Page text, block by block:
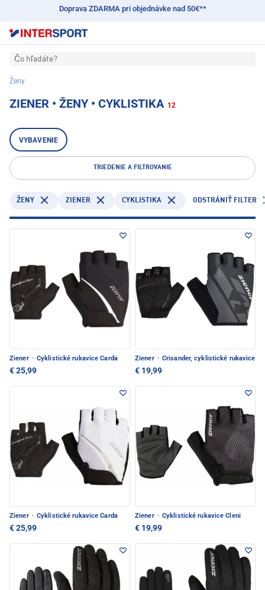
Doprava ZDARMA pri objednávke nad 50€**
Čo hľadáte?
Ženy
ZIENER • ŽENY • CYKLISTIKA 12
VYBAVENIE
TRIEDENIE A FILTROVANIE
ŽENY ZIENER CYKLISTIKA ODSTRÁNIŤ FILTER
Ziener · Cyklistické rukavice Carda
€ 25,99
Ziener · Crisander, cyklistické rukavice
€ 19,99
Ziener · Cyklistické rukavice Carda
€ 25,99
Ziener · Cyklistické rukavice Cleni
€ 19,99